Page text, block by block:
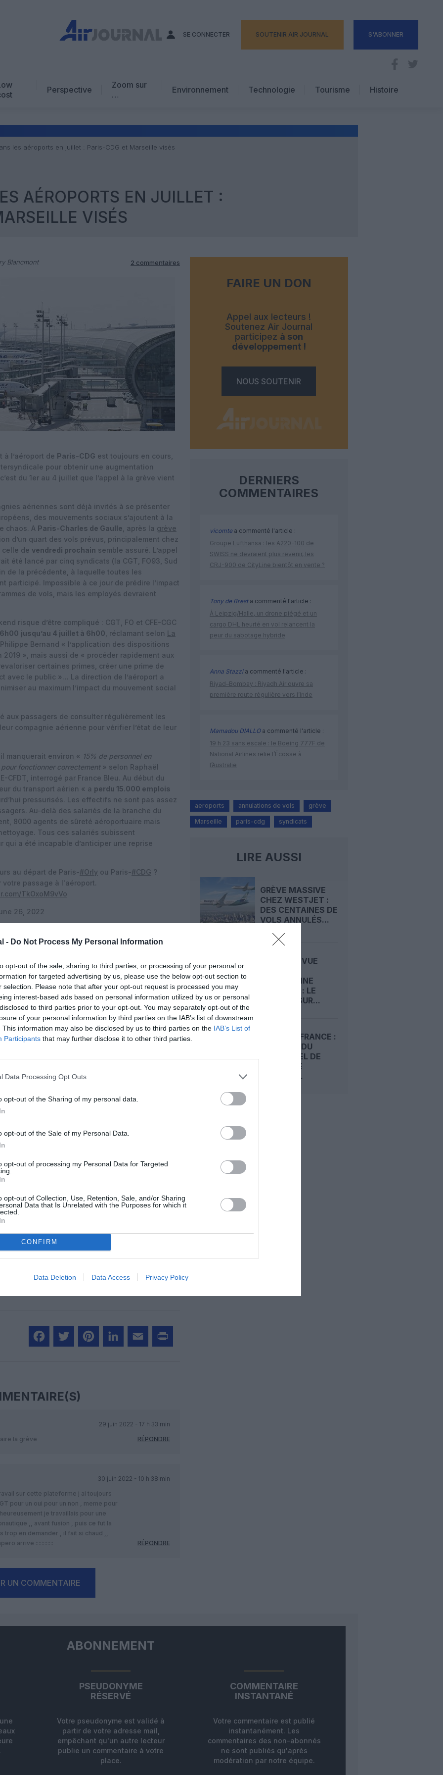
- Do Not Process My Personal Information
opt-out of the sale, sharing to third parties, or processing of your personal or
for targeted advertising by us, please use the below opt-out section to
selection. Please note that after your opt-out request is processed you may
interest-based ads based on personal information utilized by us or personal
to third parties prior to your opt-out. You may separately opt-out of the
of your personal information by third parties on the IAB’s list of downstream
This information may also be disclosed by us to third parties on the IAB’s List of
Participants that may further disclose it to other third parties.
Data Processing Opt Outs
opt-out of the Sharing of my personal data.
opt-out of the Sale of my Personal Data.
opt-out of processing my Personal Data for Targeted
opt-out of Collection, Use, Retention, Sale, and/or Sharing
Data that Is Unrelated with the Purposes for which it
CONFIRM
Data Deletion Data Access Privacy Policy
SE CONNECTER SOUTENIR AIR JOURNAL S'ABONNER
Perspective
Zoom sur
…
Avis d’expert
Environnement Technologie
Tourisme
Hôtellerie
Histoire
les aéroports en juillet : Paris-CDG et Marseille visés
AÉROPORTS EN JUILLET :
VISÉS
Blancmont 2 commentaires
à l’aéroport de Paris-CDG est toujours en cours,
pour obtenir une augmentation
, c’est du 1er au 4 juillet que l’appel à la grève vient
aériennes sont déjà invités à se présenter
des mouvements sociaux s’ajoutent à la
chaos. A Paris-Charles de Gaulle , après la grève
d’un quart des vols prévus, principalement chez
celle de vendredi prochain semble assuré. L’appel
été lancé par cinq syndicats (la CGT, FO93, Sud
de la précédente, à laquelle toutes les
participé. Impossible à ce jour de prédire l’impact
de vols, mais les employés devraient
risque d’être compliqué : CGT, FO et CFE-CGC
jusqu’au 4 juillet à 6h00 , réclamant selon La
Bernand « l’application des dispositions
2019 », mais aussi de « procéder rapidement aux
certaines primes, créer une prime de
avec le public »… La direction de l’aéroport a
au maximum l’impact du mouvement social
aux passagers de consulter régulièrement les
compagnie aérienne pour vérifier l’état de leur
manquerait environ « 15% de personnel en
fonctionner correctement » selon Raphaël
CFDT, interrogé par France Bleu. Au début du
du transport aérien « a perdu 15.000 emplois
pressurisés. Les effectifs ne sont pas assez
Au-delà des salariés de la branche du
8000 agents de sûreté aéroportuaire mais
Tous ces salariés subissent
qui a été incapable d’anticiper une reprise
au départ de Paris-#Orly ou Paris-#CDG ?
votre passage à l'aéroport.
TkOxoM9vVo
26, 2022
apprécié l’article ?
29 juin 2022 - 17 h 33 min
la grève
RÉPONDRE
30 juin 2022 - 10 h 38 min
sur cette plateforme j ai toujours
pour un oui pour un non , meme pour
je travaillais pour une
,, avant fusion , puis ce fut la
trop en demander , il fait si chaud ,,
arrive ::::::::::::
RÉPONDRE
UN COMMENTAIRE
FAIRE UN DON
Appel aux lecteurs !
Soutenez Air Journal
participez à son
développement !
NOUS SOUTENIR
DERNIERS
COMMENTAIRES
vicomtea commenté l'article :
Groupe Lufthansa : les A220-100 de
SWISS ne devraient plus revenir, les
CRJ-900 de CityLine bientôt en vente ?
Tony de Bresta commenté l'article :
À Leipzig/Halle, un drone piégé et un
cargo DHL heurté en vol relancent la
peur du sabotage hybride
Anna Stazzia commenté l'article :
Riyad–Bombay : Riyadh Air ouvre sa
première route régulière vers l’Inde
Mamadou DIALLOa commenté l'article :
19 h 23 sans escale : le Boeing 777F de
National Airlines relie l’Écosse à
l’Australie
aeroports annulations de vols grève
Marseille paris-cdg syndicats
LIRE AUSSI
GRÈVE MASSIVE
CHEZ WESTJET :
DES CENTAINES DE
VOLS ANNULÉS...
GRÈVE EN VUE
CANADIENNE
WESTJET : LE
CONFLIT SUR...
EASYJET FRANCE :
LA GRÈVE DU
PERSONNEL DE
CABINE SE
PRÉCISE,...
ABONNEMENT
PSEUDONYME
RÉSERVÉ
Votre pseudonyme est validé à
partir de votre adresse mail,
empêchant qu'un autre lecteur
publie un commentaire à votre
place.
COMMENTAIRE
INSTANTANÉ
Votre commentaire est publié
instantanément. Les
commentaires des non-abonnés
ne sont publiés qu'après
modération par notre équipe.